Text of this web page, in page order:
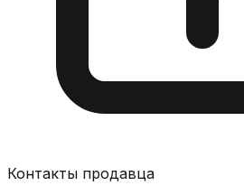
Контакты продавца